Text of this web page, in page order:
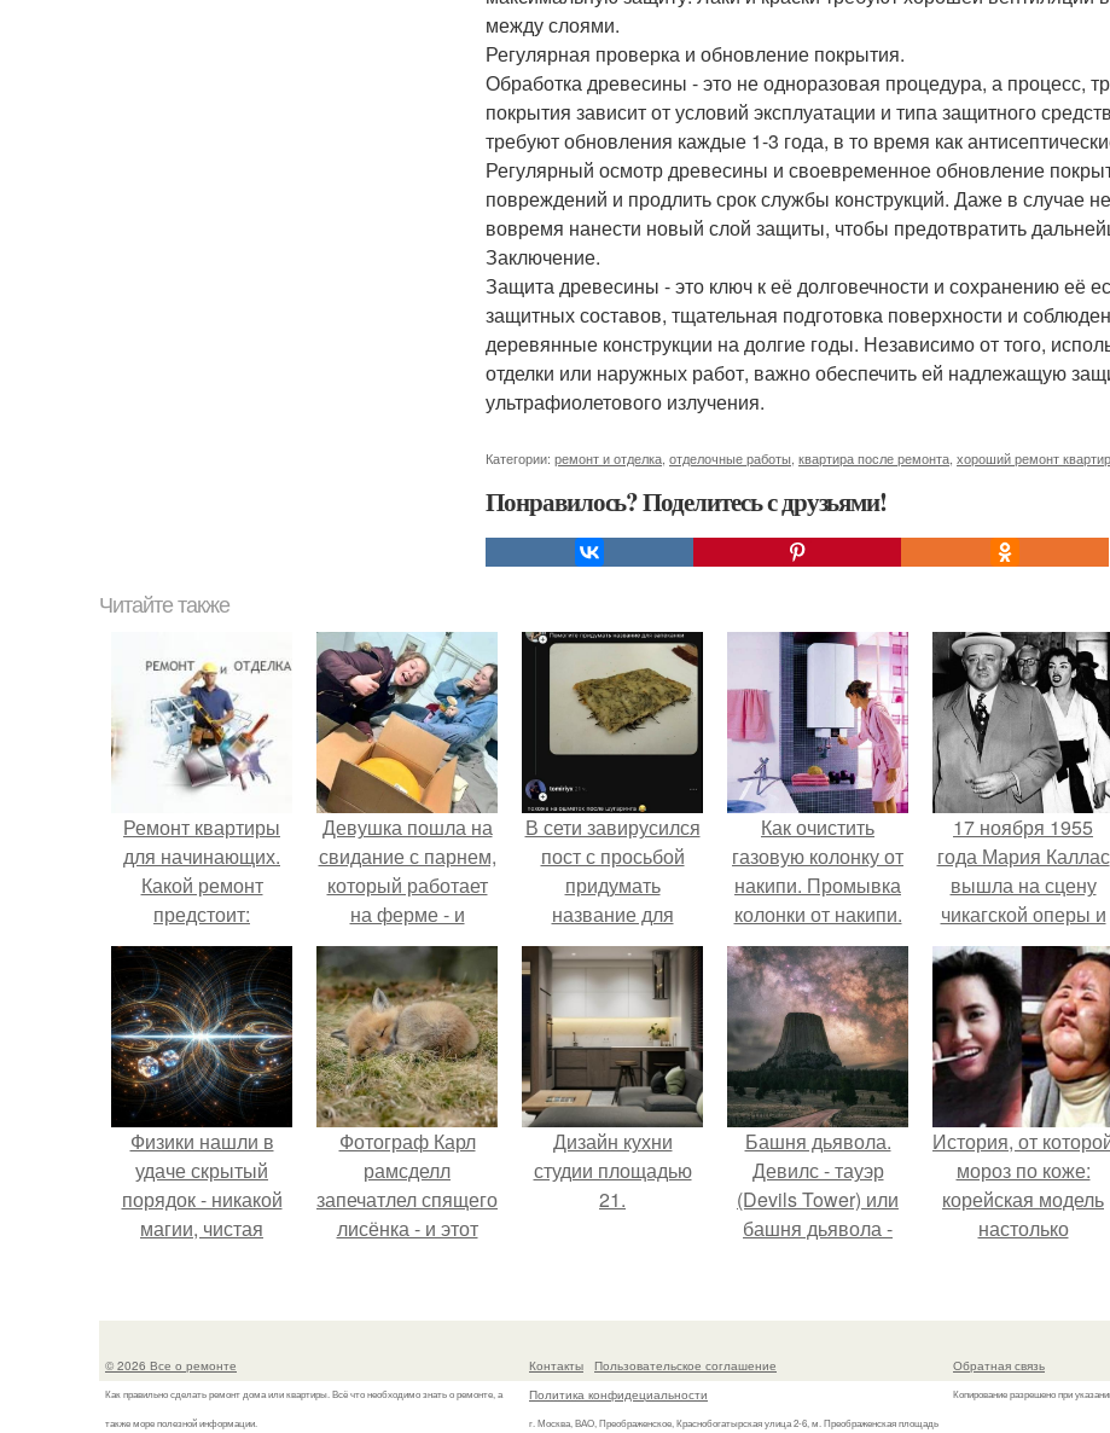
между слоями.
Регулярная проверка и обновление покрытия.
Обработка древесины - это не одноразовая процедура, а процесс,
покрытия зависит от условий эксплуатации и типа защитного
требуют обновления каждые 1-3 года, в то время как
Регулярный осмотр древесины и своевременное обновление
повреждений и продлить срок службы конструкций. Даже в случае
вовремя нанести новый слой защиты, чтобы предотвратить
Заключение.
Защита древесины - это ключ к её долговечности и сохранению её
защитных составов, тщательная подготовка поверхности и
деревянные конструкции на долгие годы. Независимо от того,
отделки или наружных работ, важно обеспечить ей надлежащую
ультрафиолетового излучения.
Категории: ремонт и отделка отделочные работы квартира после ремонта хороший ремонт квартир
Понравилось? Поделитесь с друзьями!
Читайте также
Ремонт квартиры
для начинающих.
Какой ремонт
предстоит:
косметический или
капитальный
Девушка пошла на
свидание с парнем,
который работает
на ферме - и
вернулась домой с
подарком, который
точно не влезет в
дамскую сумочку.
В сети завирусился
пост с просьбой
придумать
название для
домашней
запеканки.
Как очистить
газовую колонку от
накипи. Промывка
колонки от накипи.
17 ноября 1955
года Мария Каллас
вышла на сцену
чикагской оперы и
сорвала овации.
Физики нашли в
удаче скрытый
порядок - никакой
магии, чистая
Фотограф Карл
рамсделл
запечатлел спящего
лисёнка - и этот
самое суровое
Дизайн кухни
студии площадью
21.
Башня дьявола.
Девилс - тауэр
(Devils Tower) или
башня дьявола -
происхождения
уровнем моря.
История, от
мороз по коже:
корейская модель
настолько
вколола себе в
масло.
© 2026 Все о ремонте
Как правильно сделать ремонт дома или квартиры. Всё что необходимо знать о ремонте, а
также море полезной информации.
Контакты
Пользовательское соглашение
Политика конфидециальности
г. Москва, ВАО, Преображенское, Краснобогатырская улица 2-6, м. Преображенская площадь
Обратная связь
Копирование разрешено при